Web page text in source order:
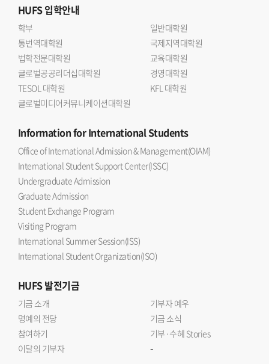
HUFS입학안내
학부
일반대학원
통번역대학원
국제지역대학원
법학전문대학원
교육대학원
글로벌공공리더십대학원
경영대학원
TESOL 대학원
KFL 대학원
글로벌미디어커뮤니케이션대학원
Informationfor International Students
Office of International Admission & Management(OIAM)
International Student Support Center(ISSC)
Undergraduate Admission
Graduate Admission
Student Exchange Program
Visiting Program
International Summer Session(ISS)
International Student Organization(ISO)
HUFS발전기금
기금 소개
기부자 예우
명예의 전당
기금 소식
참여하기
기부·수혜 Stories
이달의 기부자
-